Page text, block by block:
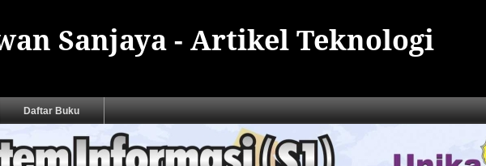
Sanjaya - Artikel Teknologi
Daftar Buku